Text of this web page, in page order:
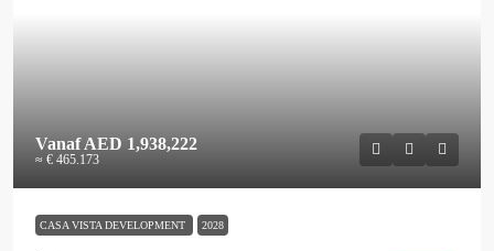
VanafAED 1,938,222
≈ € 465.173
CASA VISTA DEVELOPMENT 2028